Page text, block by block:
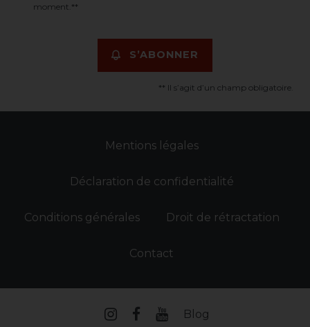
moment.**
S’ABONNER
** Il s’agit d’un champ obligatoire.
Mentions légales
Déclaration de confidentialité
Conditions générales Droit de rétractation
Contact
Blog